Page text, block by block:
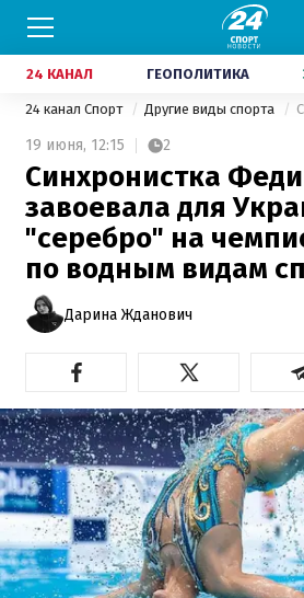
24 КАНАЛ ГЕОПОЛИТИКА
24 канал Спорт Другие виды спорта
19 июня, 12:15 2
Синхронистка
завоевала для
"серебро" на
по водным видам
Дарина Жданович